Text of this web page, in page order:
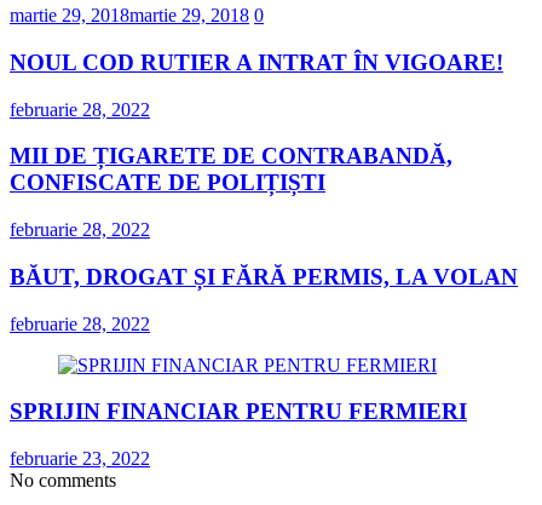
martie 29, 2018martie 29, 2018 0
NOUL COD RUTIER A INTRAT ÎN VIGOARE!
februarie 28, 2022
MII DE ȚIGARETE DE CONTRABANDĂ,
CONFISCATE DE POLIȚIȘTI
februarie 28, 2022
BĂUT, DROGAT ȘI FĂRĂ PERMIS, LA VOLAN
februarie 28, 2022
SPRIJIN FINANCIAR PENTRU FERMIERI
februarie 23, 2022
No comments